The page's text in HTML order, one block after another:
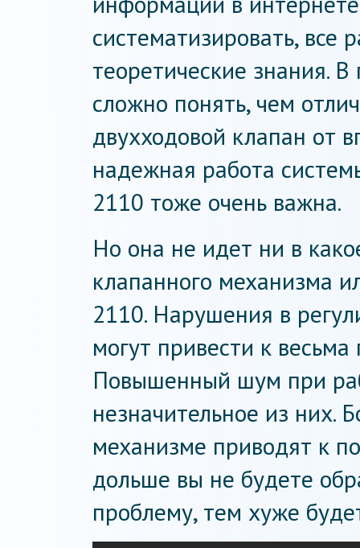
систематизировать,
теоретические знания.
сложно понять, чем
двухходовой клапан от
надежная работа
2110 тоже очень важна.
Но она не идет ни в
клапанного механизма
2110. Нарушения в
могут привести к
Повышенный шум при
незначительное из них.
механизме приводят к
дольше вы не будете
проблему, тем хуже